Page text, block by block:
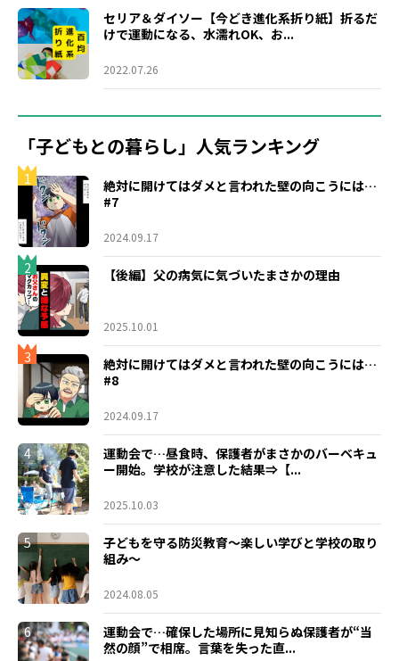
セリア＆ダイソー【今どき進化系折り紙】折るだ
けで運動になる、水濡れOK、お...
2022.07.26
「子どもとの暮らし」人気ランキング
1
絶対に開けてはダメと言われた壁の向こうには…
#7
2024.09.17
2 【後編】父の病気に気づいたまさかの理由
2025.10.01
3
絶対に開けてはダメと言われた壁の向こうには…
#8
2024.09.17
4
運動会で…昼食時、保護者がまさかのバーベキュ
ー開始。学校が注意した結果⇒【...
2025.10.03
5
子どもを守る防災教育～楽しい学びと学校の取り
組み～
2024.08.05
6
運動会で…確保した場所に見知らぬ保護者が“当
然の顔”で相席。言葉を失った直...